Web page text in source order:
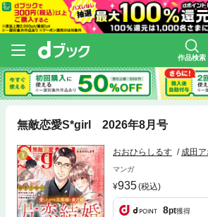
作品検索
無敵恋愛S*girl 2026年8月号
おおひらしるす 成田ア
マンガ
935(税込)
8pt獲得